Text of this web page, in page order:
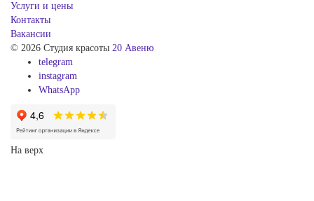
Услуги и цены
Контакты
Вакансии
© 2026 Студия красоты 20 Авеню
telegram
instagram
WhatsApp
На верх